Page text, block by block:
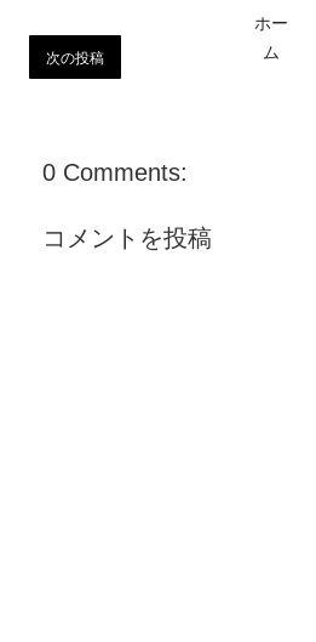
次の投稿
ホー
ム
0 Comments:
コメントを投稿